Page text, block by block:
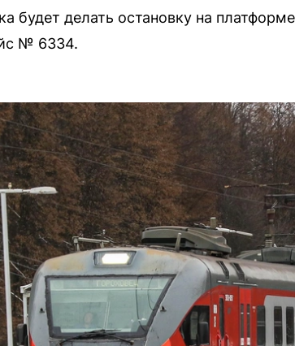
будет делать остановку на
№ 6334.